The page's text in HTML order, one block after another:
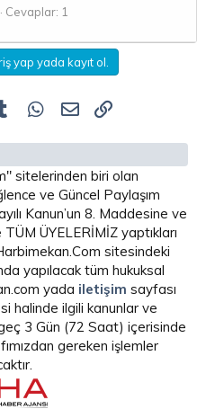
Cevaplar: 1
yap yada kayıt ol.
Tumblr WhatsApp
E-posta
sitelerinden biri olan
ve Güncel Paylaşım
Kanun’un 8. Maddesine ve
ÜYELERİMİZ yaptıkları
sitesindeki
yapılacak tüm hukuksal
yada iletişim sayfası
halinde ilgili kanunlar ve
3 Gün (72 Saat) içerisinde
gereken işlemler